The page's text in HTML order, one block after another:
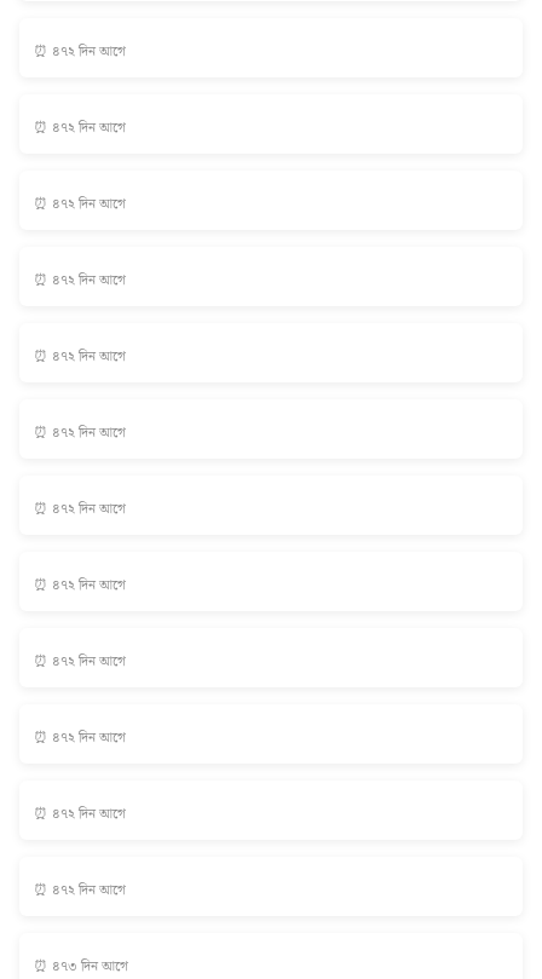
⏰ ৪৭২ দিন আগে
⏰ ৪৭২ দিন আগে
⏰ ৪৭২ দিন আগে
⏰ ৪৭২ দিন আগে
⏰ ৪৭২ দিন আগে
⏰ ৪৭২ দিন আগে
⏰ ৪৭২ দিন আগে
⏰ ৪৭২ দিন আগে
⏰ ৪৭২ দিন আগে
⏰ ৪৭২ দিন আগে
⏰ ৪৭২ দিন আগে
⏰ ৪৭২ দিন আগে
⏰ ৪৭৩ দিন আগে